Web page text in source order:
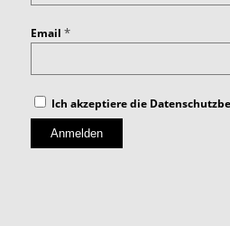
Email *
Ich akzeptiere die